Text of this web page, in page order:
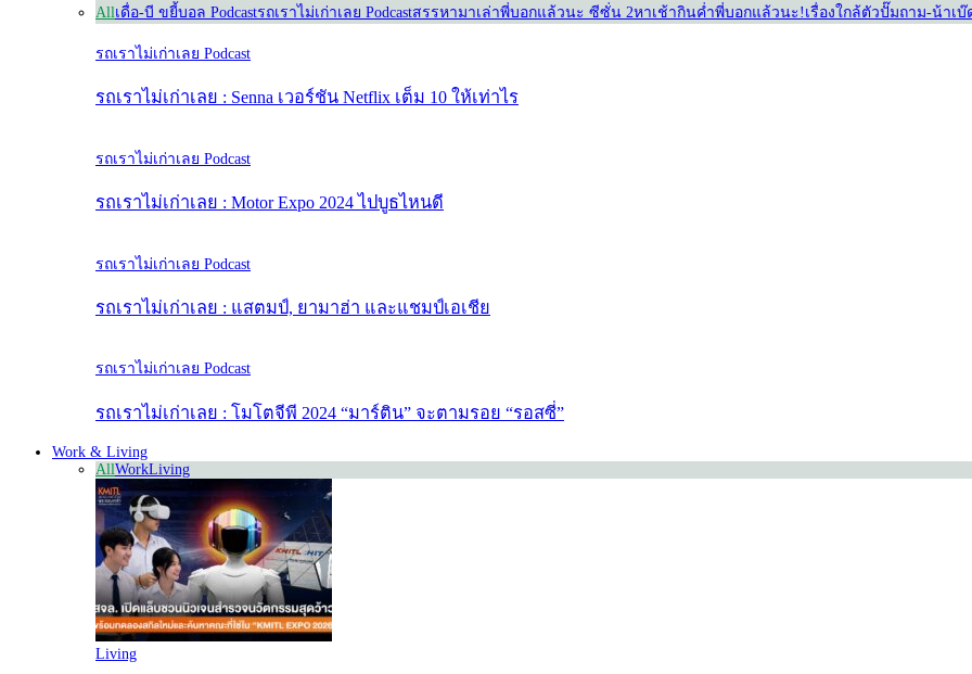
Allเดื่อ-บี ขยี้บอล Podcastรถเราไม่เก่าเลย Podcastสรรหามาเล่าพี่บอกแล้วนะ ซีซั่น 2หาเช้ากินค่ำพี่บอกแล้วนะ! เรื่องใกล้ตัวปั๊มถาม-น้าเบ๊
รถเราไม่เก่าเลย Podcast
รถเราไม่เก่าเลย : Senna เวอร์ชัน Netflix เต็ม 10 ให้เท่าไร
รถเราไม่เก่าเลย Podcast
รถเราไม่เก่าเลย : Motor Expo 2024 ไปบูธไหนดี
รถเราไม่เก่าเลย Podcast
รถเราไม่เก่าเลย : แสตมป์, ยามาฮ่า และแชมป์เอเชีย
รถเราไม่เก่าเลย Podcast
รถเราไม่เก่าเลย : โมโตจีพี 2024 “มาร์ติน” จะตามรอย “รอสซี่”
Work & Living
AllWorkLiving
Living